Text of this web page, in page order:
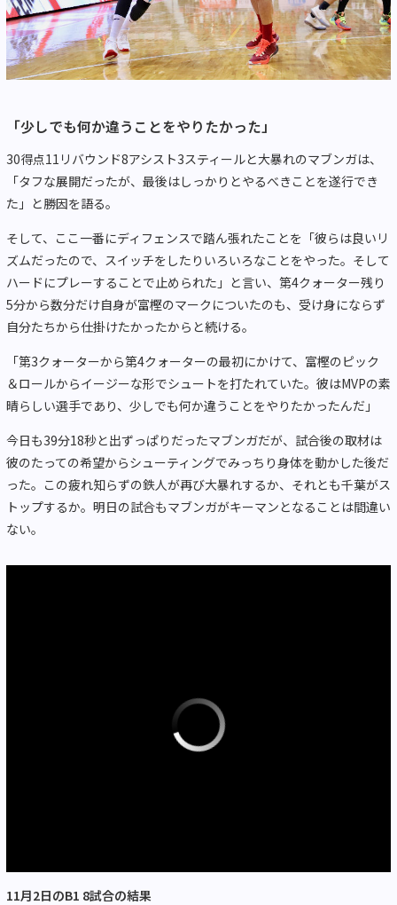
「少しでも何か違うことをやりたかった」
30得点11リバウンド8アシスト3スティールと大暴れのマブンガは、
「タフな展開だったが、最後はしっかりとやるべきことを遂行でき
た」と勝因を語る。
そして、ここ一番にディフェンスで踏ん張れたことを「彼らは良いリ
ズムだったので、スイッチをしたりいろいろなことをやった。そして
ハードにプレーすることで止められた」と言い、第4クォーター残り
5分から数分だけ自身が富樫のマークについたのも、受け身にならず
自分たちから仕掛けたかったからと続ける。
「第3クォーターから第4クォーターの最初にかけて、富樫のピック
＆ロールからイージーな形でシュートを打たれていた。彼はMVPの素
晴らしい選手であり、少しでも何か違うことをやりたかったんだ」
今日も39分18秒と出ずっぱりだったマブンガだが、試合後の取材は
彼のたっての希望からシューティングでみっちり身体を動かした後だ
った。この疲れ知らずの鉄人が再び大暴れするか、それとも千葉がス
トップするか。明日の試合もマブンガがキーマンとなることは間違い
ない。
11月2日のB1 8試合の結果